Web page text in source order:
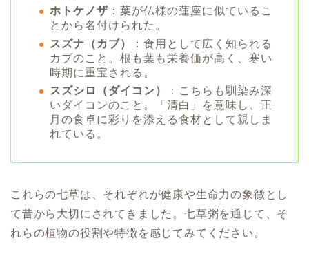
ホトケノザ ：葉が仏様の蓮座に似ているこ
とから名付けられた。
スズナ（カブ）
：食用として広く知られる
カブのこと。根も葉も栄養価が高く、寒い
時期に重宝される。
スズシロ（ダイコン）
：こちらも馴染み深
いダイコンのこと。「清白」を意味し、正
月の食卓に彩りを添える食材として親しま
れている。
これらの七草は、それぞれが健康や生命力の象徴とし
て昔から大切にされてきました。七草粥を通じて、そ
れらの植物の役割や特徴を感じてみてください。